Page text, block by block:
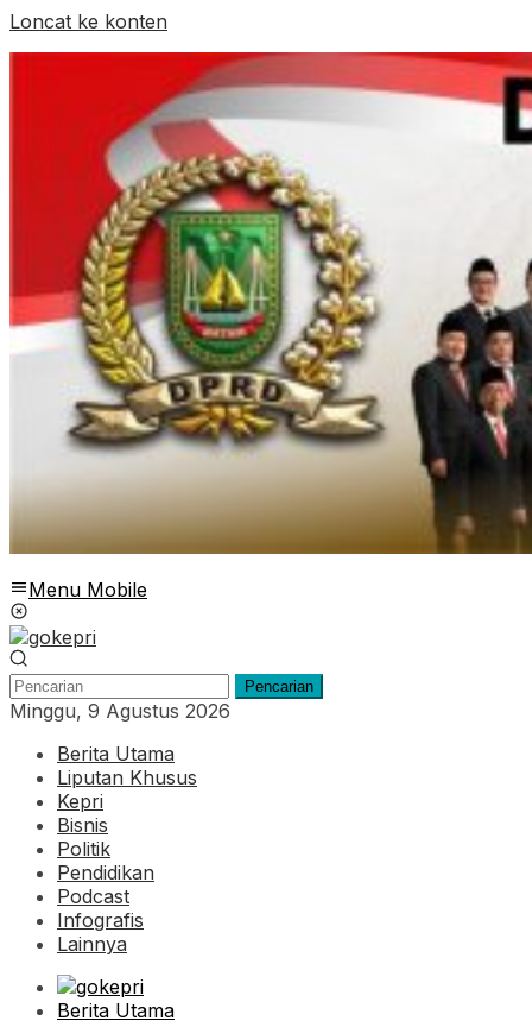
Loncat ke konten
Menu Mobile
Pencarian
Minggu, 9 Agustus 2026
Berita Utama
Liputan Khusus
Kepri
Bisnis
Politik
Pendidikan
Podcast
Infografis
Lainnya
Berita Utama